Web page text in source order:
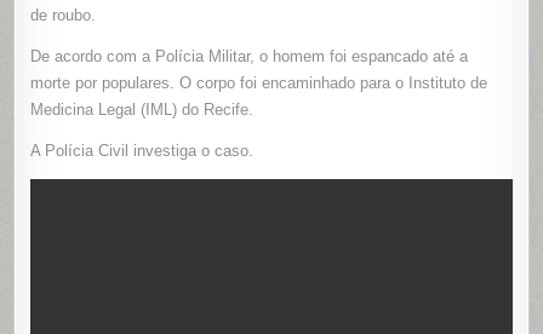
de roubo.
De acordo com a Polícia Militar, o homem foi espancado até a
morte por populares. O corpo foi encaminhado para o Instituto de
Medicina Legal (IML) do Recife.
A Polícia Civil investiga o caso.